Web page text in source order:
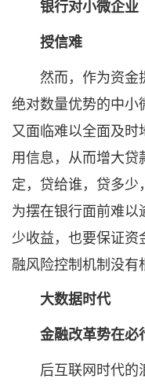
银行对小微企业
授信难
然而，作为资金
绝对数量优势的中小
又面临难以全面及
用信息，从而增大
定，贷给谁，贷多
为摆在银行面前难
少收益，也要保证
融风险控制机制没有
大数据时代
金融改革势在必
后互联网时代的